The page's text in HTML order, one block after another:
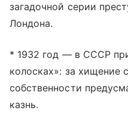
загадочной серии
Лондона.
* 1932 год — в СССР
колосках»: за хищение
собственности
казнь.